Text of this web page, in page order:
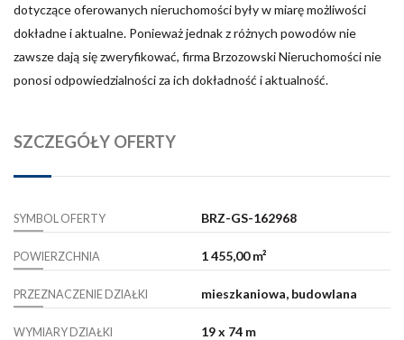
dotyczące oferowanych nieruchomości były w miarę możliwości
dokładne i aktualne. Ponieważ jednak z różnych powodów nie
zawsze dają się zweryfikować, firma Brzozowski Nieruchomości nie
ponosi odpowiedzialności za ich dokładność i aktualność.
SZCZEGÓŁY OFERTY
SYMBOL OFERTY BRZ-GS-162968
POWIERZCHNIA 1 455,00 m²
PRZEZNACZENIE DZIAŁKI mieszkaniowa, budowlana
WYMIARY DZIAŁKI 19 x 74 m